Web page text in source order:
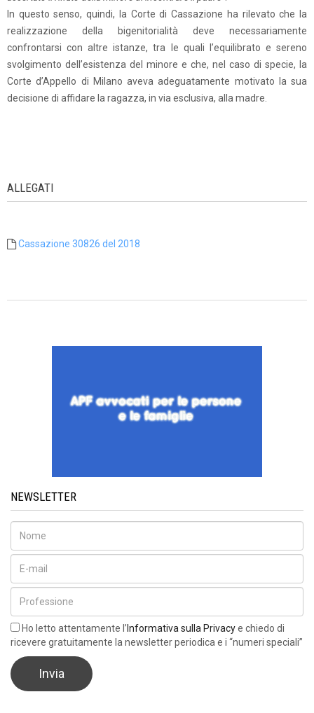
In questo senso, quindi, la Corte di Cassazione ha rilevato che la
realizzazione della bigenitorialità deve necessariamente
confrontarsi con altre istanze, tra le quali l’equilibrato e sereno
svolgimento dell’esistenza del minore e che, nel caso di specie, la
Corte d’Appello di Milano aveva adeguatamente motivato la sua
decisione di affidare la ragazza, in via esclusiva, alla madre.
ALLEGATI
Cassazione 30826 del 2018
NEWSLETTER
Ho letto attentamente l’ Informativa sulla Privacye chiedo di
ricevere gratuitamente la newsletter periodica e i “numeri speciali”